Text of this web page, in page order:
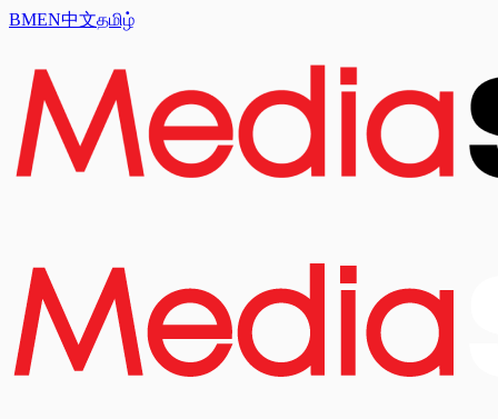
BMEN中文தமிழ்